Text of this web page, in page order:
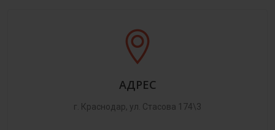
АДРЕС
г. Краснодар, ул. Стасова 174\3